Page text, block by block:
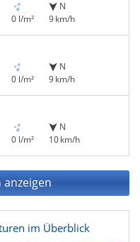
0 l/m²
N
9 km/h
0 l/m²
N
9 km/h
0 l/m²
N
10 km/h
im Überblick